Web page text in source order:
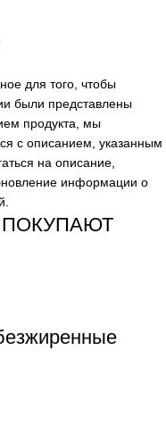
для того, чтобы
были представлены
продукта, мы
с описанием, указанным
на описание,
информации о